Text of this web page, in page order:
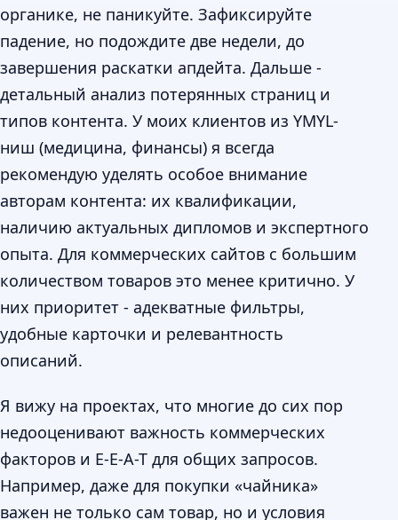
органике, не паникуйте. Зафиксируйте
падение, но подождите две недели, до
завершения раскатки апдейта. Дальше -
детальный анализ потерянных страниц и
типов контента. У моих клиентов из YMYL-
ниш (медицина, финансы) я всегда
рекомендую уделять особое внимание
авторам контента: их квалификации,
наличию актуальных дипломов и экспертного
опыта. Для коммерческих сайтов с большим
количеством товаров это менее критично. У
них приоритет - адекватные фильтры,
удобные карточки и релевантность
описаний.
Я вижу на проектах, что многие до сих пор
недооценивают важность коммерческих
факторов и E-E-A-T для общих запросов.
Например, даже для покупки «чайника»
важен не только сам товар, но и условия